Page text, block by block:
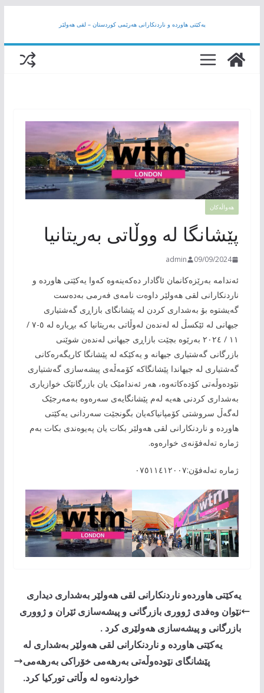
content
یەکێتی هاوردە و ناردنکارانی هەرێمى کوردستان – لقی هەولێر
هەواڵەکان
پێشانگا لە ووڵاتی بەریتانیا
09/09/2024
admin
ئەندامە بەرێزەکانمان ئاگادار دەکەینەوە کەوا یەکێتی هاوردە و
ناردنکارانی لقی هەولێر داوەت نامەی فەرمی بەدەست
گەیشتوە بۆ بەشداری کردن لە پێشانگای بازاڕی گەشتیاری
جیهانی لە ئێکسڵ لە لەندەن لەوڵاتی بەریتانیا کە بڕیارە لە ٥-٧ /
١١ / ٢٠٢٤ بەرێوە بچێت بازاڕی جیهانی لەندەن شوێنی
بازرگانی گەشتیاری جیهانە و یەکێکە لە پێشانگا کاریگەرەکانی
گەشتیاری لە جیهاندا پێشانگاکە کۆمەڵەی پیشەسازی گەشتیاری
نێودەوڵەتی کۆدەکاتەوە، هەر ئەندامێک یان بازرگانێک خوازیاری
بەشداری کردنی هەیە لەم پێشانگایەی سەرەوە بەمەرجێک
لەگەڵ سروشتی کۆمپانیاکەیان بگونجێت سەردانی یەکێتی
هاوردە و ناردنکارانی لقی هەولێر بکات یان پەیوەندی بکات بەم
ژمارە تەلەفۆنەی خوارەوە.
ژمارە تەلەفۆن:٠٧٥١١٤١٢٠٠٧
یەکێتی هاوردەو ناردنکارانی لقی هەولێر بەشداری دیداری
نێوان وەفدی ژووری بازرگانی و پیشەسازی ئێران و ژووری
بازرگانی و پیشەسازی هەولێری کرد .
یەکێتی هاوردە و ناردنکارانی لقی هەولێر بەشداری لە
پێشانگای نێودەوڵەتی بەرهەمی خۆراکی بەرهەمی
خواردنەوە لە وڵاتی تورکیا کرد.